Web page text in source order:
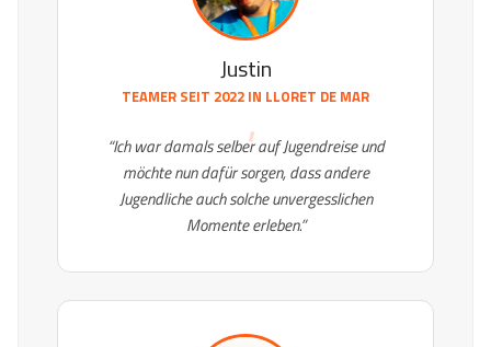
Justin
TEAMER SEIT 2022 IN LLORET DE MAR
“Ich war damals selber auf Jugendreise und
möchte nun dafür sorgen, dass andere
Jugendliche auch solche unvergesslichen
Momente erleben.”